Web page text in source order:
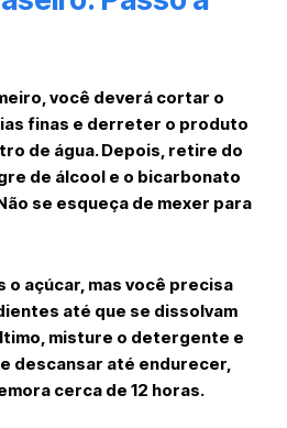
você deverá cortar o
finas e derreter o produto
de água. Depois, retire do
de álcool e o bicarbonato
se esqueça de mexer para
o açúcar, mas você precisa
até que se dissolvam
misture o detergente e
descansar até endurecer,
cerca de 12 horas.